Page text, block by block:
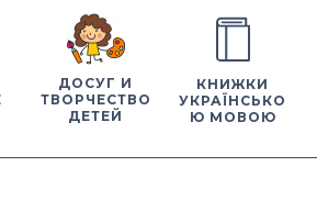
ДОСУГ И
ТВОРЧЕСТВО
ДЕТЕЙ
КНИЖКИ
УКРАЇНСЬКО
Ю МОВОЮ